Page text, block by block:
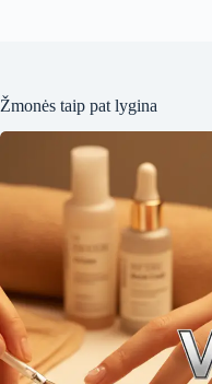
Žmonės taip pat lygina